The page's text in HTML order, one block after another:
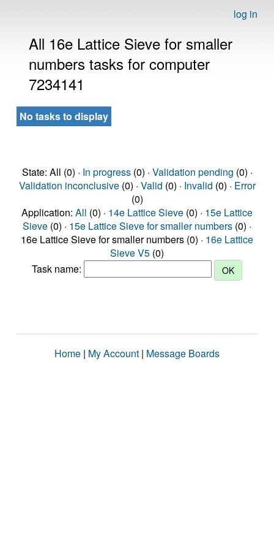
log in
All 16e Lattice Sieve for smaller
numbers tasks for computer
7234141
No tasks to display
State: All (0) · In progress(0) · Validation pending (0) ·
Validation inconclusive(0) · Valid (0) · Invalid (0) · Error
(0)
Application: All (0) · 14e Lattice Sieve (0) · 15e Lattice
Sieve (0) · 15e Lattice Sieve for smaller numbers (0) ·
16e Lattice Sieve for smaller numbers (0) · 16e Lattice
Sieve V5 (0)
Task name:
Home | My Account | Message Boards